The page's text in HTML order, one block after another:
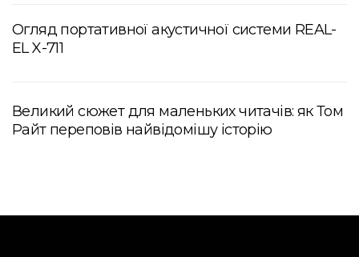
Огляд портативної акустичної системи REAL-
EL X-711
Великий сюжет для маленьких читачів: як Том
Райт переповів найвідомішу історію